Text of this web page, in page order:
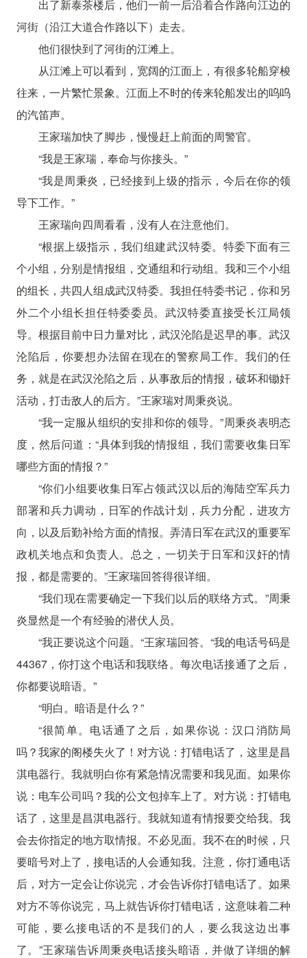
出了新泰茶楼后，他们一前一后沿着合作路向江边的
河街（沿江大道合作路以下）走去。
他们很快到了河街的江滩上。
从江滩上可以看到，宽阔的江面上，有很多轮船穿梭
往来，一片繁忙景象。江面上不时的传来轮船发出的呜呜
的汽笛声。
王家瑞加快了脚步，慢慢赶上前面的周警官。
“我是王家瑞，奉命与你接头。”
“我是周秉炎，已经接到上级的指示，今后在你的领
导下工作。”
王家瑞向四周看看，没有人在注意他们。
“根据上级指示，我们组建武汉特委。特委下面有三
个小组，分别是情报组，交通组和行动组。我和三个小组
的组长，共四人组成武汉特委。我担任特委书记，你和另
外二个小组长担任特委委员。武汉特委直接受长江局领
导。根据目前中日力量对比，武汉沦陷是迟早的事。武汉
沦陷后，你要想办法留在现在的警察局工作。我们的任
务，就是在武汉沦陷之后，从事敌后的情报，破坏和锄奸
活动，打击敌人的后方。”王家瑞对周秉炎说。
“我一定服从组织的安排和你的领导。”周秉炎表明态
度，然后问道：“具体到我的情报组，我们需要收集日军
哪些方面的情报？”
“你们小组要收集日军占领武汉以后的海陆空军兵力
部署和兵力调动，日军的作战计划，兵力分配，进攻方
向，以及后勤补给方面的情报。弄清日军在武汉的重要军
政机关地点和负责人。总之，一切关于日军和汉奸的情
报，都是需要的。”王家瑞回答得很详细。
“我们现在需要确定一下我们以后的联络方式。”周秉
炎显然是一个有经验的潜伏人员。
“我正要说这个问题。“王家瑞回答。“我的电话号码是
44367，你打这个电话和我联络。每次电话接通了之后，
你都要说暗语。”
“明白。暗语是什么？”
“很简单。电话通了之后，如果你说：汉口消防局
吗？我家的阁楼失火了！对方说：打错电话了，这里是昌
淇电器行。我就明白你有紧急情况需要和我见面。如果你
说：电车公司吗？我的公文包掉车上了。对方说：打错电
话了，这里是昌淇电器行。我就知道有情报要交给我。我
会去你指定的地方取情报。不必见面。我不在的时候，只
要暗号对上了，接电话的人会通知我。注意，你打通电话
后，对方一定会让你说完，才会告诉你打错电话了。如果
对方不等你说完，马上就告诉你打错电话，这意味着二种
可能，要么接电话的不是我们的人，要么我这边出事
了。”王家瑞告诉周秉炎电话接头暗语，并做了详细的解